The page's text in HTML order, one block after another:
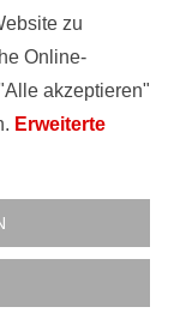
DATENSCHUTZ
2 • 58093 Hagen
Uhr
Hagen
zu
Online-
akzeptieren"
Erweiterte